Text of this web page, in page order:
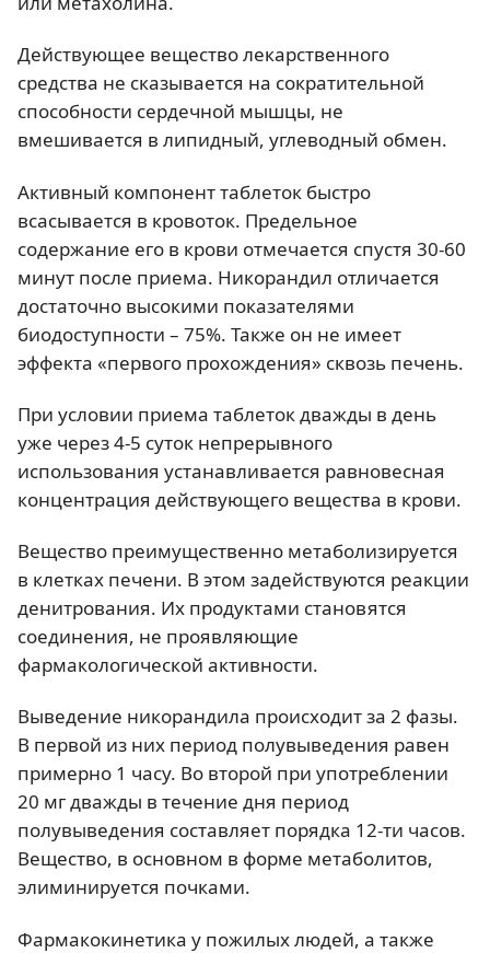
Действующее вещество лекарственного
средства не сказывается на сократительной
способности сердечной мышцы, не
вмешивается в липидный, углеводный обмен.
Активный компонент таблеток быстро
всасывается в кровоток. Предельное
содержание его в крови отмечается спустя 30-60
минут после приема. Никорандил отличается
достаточно высокими показателями
биодоступности – 75%. Также он не имеет
эффекта «первого прохождения» сквозь печень.
При условии приема таблеток дважды в день
уже через 4-5 суток непрерывного
использования устанавливается равновесная
концентрация действующего вещества в крови.
Вещество преимущественно метаболизируется
в клетках печени. В этом задействуются реакции
денитрования. Их продуктами становятся
соединения, не проявляющие
фармакологической активности.
Выведение никорандила происходит за 2 фазы.
В первой из них период полувыведения равен
примерно 1 часу. Во второй при употреблении
20 мг дважды в течение дня период
полувыведения составляет порядка 12-ти часов.
Вещество, в основном в форме метаболитов,
элиминируется почками.
Фармакокинетика у пожилых людей, а также